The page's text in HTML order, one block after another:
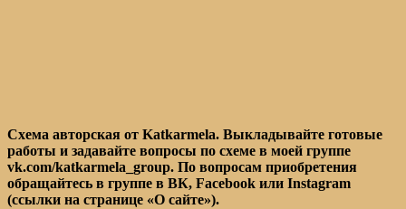
Схема авторская от Katkarmela. Выкладывайте готовые
работы и задавайте вопросы по схеме в моей группе
vk.com/katkarmela_group. По вопросам приобретения
обращайтесь в группе в ВК, Facebook или Instagram
(ссылки на странице «О сайте»).